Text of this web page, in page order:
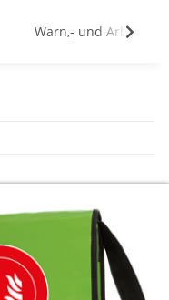
Warn,- und